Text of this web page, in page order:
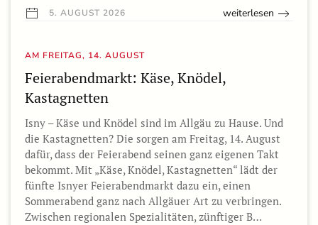
5. AUGUST 2026 weiterlesen
AM FREITAG, 14. AUGUST
Feierabendmarkt: Käse, Knödel,
Kastagnetten
Isny – Käse und Knödel sind im Allgäu zu Hause. Und
die Kastagnetten? Die sorgen am Freitag, 14. August
dafür, dass der Feierabend seinen ganz eigenen Takt
bekommt. Mit „Käse, Knödel, Kastagnetten“ lädt der
fünfte Isnyer Feierabendmarkt dazu ein, einen
Sommerabend ganz nach Allgäuer Art zu verbringen.
Zwischen regionalen Spezialitäten, zünftiger B…